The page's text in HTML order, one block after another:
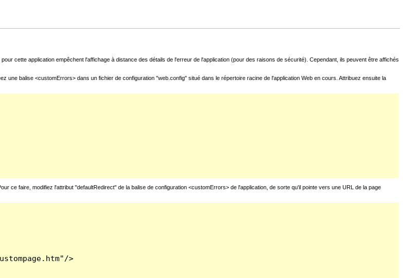
cette application empêchent l'affichage à distance des détails de l'erreur de l'application (pour des raisons de sécurité). Cependant, ils peuvent être affichés
balise <customErrors> dans un fichier de configuration "web.config" situé dans le répertoire racine de l'application Web en cours. Attribuez ensuite la
ce faire, modifiez l'attribut "defaultRedirect" de la balise de configuration <customErrors> de l'application, de sorte qu'il pointe vers une URL de la page
>